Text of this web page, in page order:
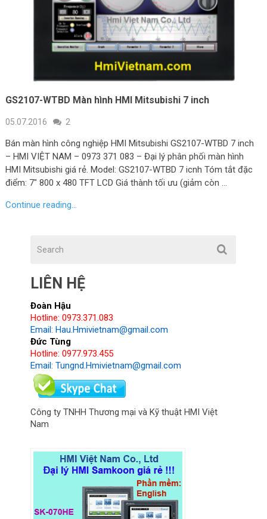
GS2107-WTBD Màn hình HMI Mitsubishi 7 inch
05.07.2016 2
Bán màn hình công nghiệp HMI Mitsubishi GS2107-WTBD 7 inch
– HMI VIỆT NAM – 0973 371 083 – Đại lý phân phối màn hình
HMI Mitsubishi giá rẻ. Model: GS2107-WTBD 7 icnh Tóm tắt đặc
điểm: 7″ 800 x 480 TFT LCD Giá thành tối ưu (giảm còn …
Continue reading...
LIÊN HỆ
Đoàn Hậu
Hotline: 0973.371.083
Email: Hau.Hmivietnam@gmail.com
Đức Tùng
Hotline: 0977.973.455
Email: Tungnd.Hmivietnam@gmail.com
Công ty TNHH Thương mại và Kỹ thuật HMI Việt
Nam